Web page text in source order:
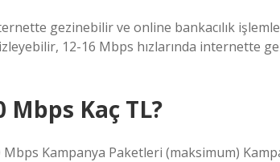
gezinebilir ve online bankacılık
12-16 Mbps hızlarında internette
Kaç TL?
Kampanya Paketleri (maksimum)